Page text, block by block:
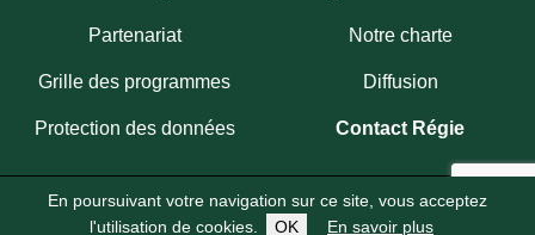
En poursuivant votre navigation sur ce site, vous acceptez
l'utilisation de cookies.
OK En savoir plus
Abonnez-vous à notre chaîne WhatsApp
Partenariat Notre charte
Grille des programmes Diffusion
Protection des données Contact Régie
Copyright 2026Fondation Hirondelle